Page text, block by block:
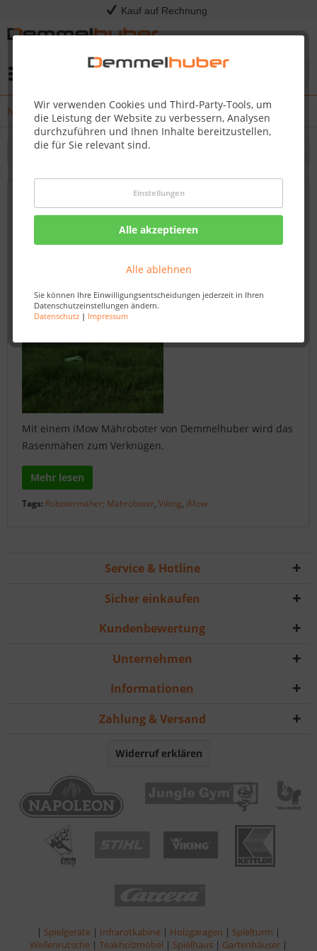
Kauf auf Rechnung
Wir verwenden Cookies und Third-Party-Tools, um
die Leistung der Website zu verbessern, Analysen
durchzuführen und Ihnen Inhalte bereitzustellen,
die für Sie relevant sind.
Einstellungen
Alle akzeptieren
Alle ablehnen
Sie können Ihre Einwilligungsentscheidungen jederzeit in Ihren
Datenschutzeinstellungen ändern.
Datenschutz| Impressum
News
Filtern
Neuer Robotermäher in Kriebstein – 1.250
m² weniger Rasenmähen.
Von: Dirk Kommol
Mit einem iMow Mähroboter von Demmelhuber wird das
Rasenmähen zum Verknügen.
Mehr lesen
Tags: Robotermäher; Mähroboter, Viking, iMow
Service & Hotline
Sicher einkaufen
Kundenbewertung
Unternehmen
Informationen
Zahlung & Versand
Widerruf erklären
| Spielgeräte | Infrarotkabine | Holzgaragen | Spielturm |
Wellenrutsche | Teakholzmöbel | Spielhaus | Gartenhäuser |